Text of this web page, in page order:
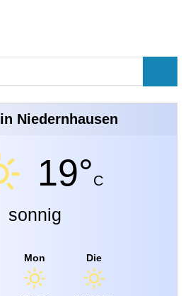
Niedernhausen
19°C
sonnig
Mon Die